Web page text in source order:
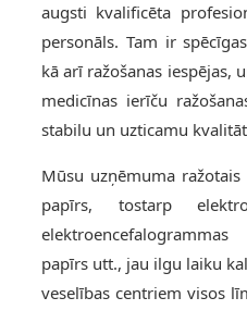
augsti kvalificēta
personāls. Tam ir
kā arī ražošanas
medicīnas ierīču
stabilu un uzticamu
Mūsu uzņēmuma
papīrs, tostarp
papīrs utt., jau ilgu laiku
veselības centriem visos